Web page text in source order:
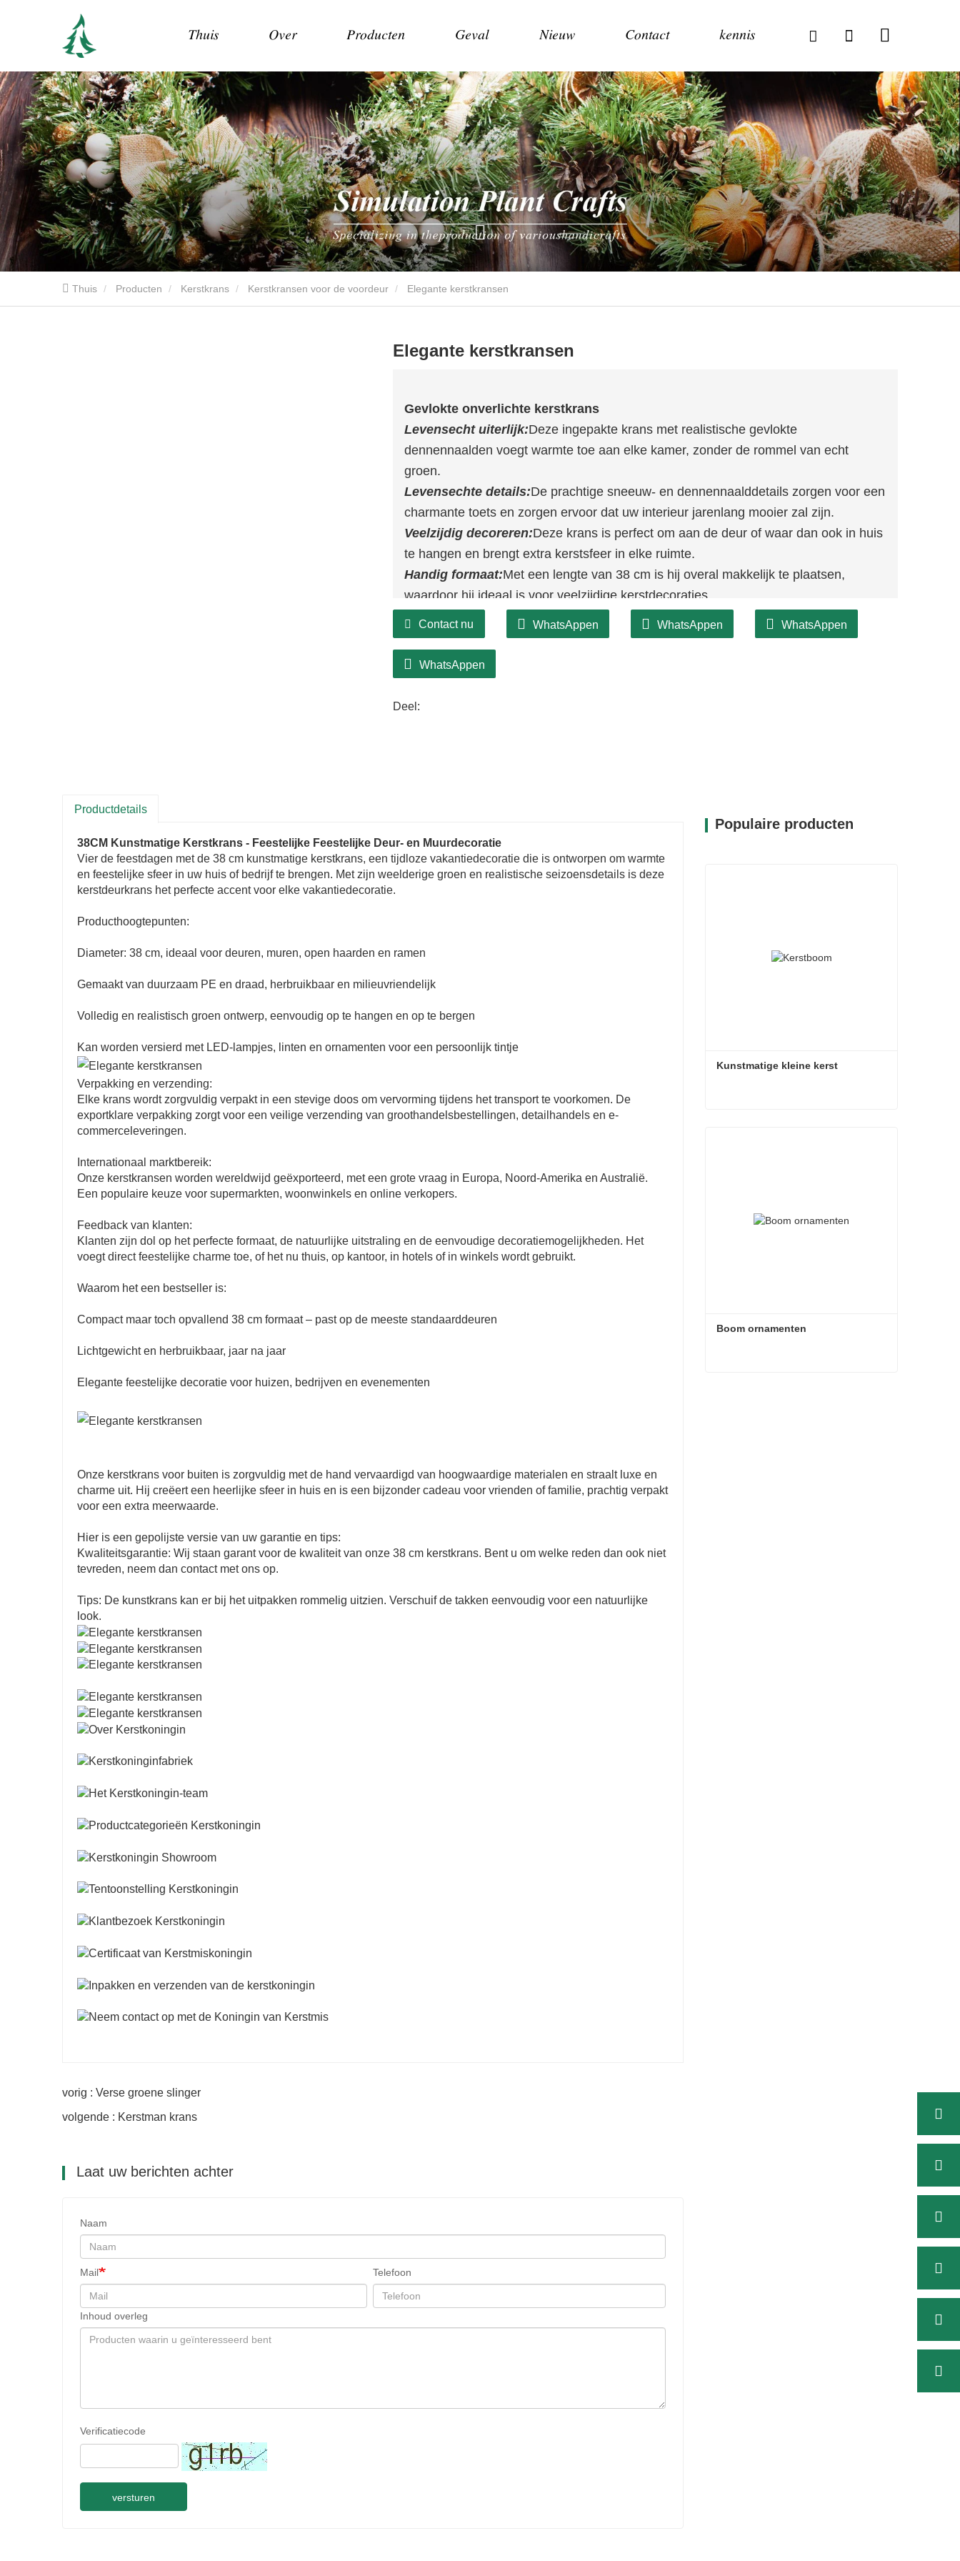
Thuis Over Producten Geval Nieuw Contact kennis
Thuis Producten Kerstkrans Kerstkransen voor de voordeur Elegante kerstkransen
Elegante kerstkransen
Gevlokte onverlichte kerstkrans
Levensecht uiterlijk:Deze ingepakte krans met realistische gevlokte
dennennaalden voegt warmte toe aan elke kamer, zonder de rommel van echt
groen.
Levensechte details:De prachtige sneeuw- en dennennaalddetails zorgen voor een
charmante toets en zorgen ervoor dat uw interieur jarenlang mooier zal zijn.
Veelzijdig decoreren:Deze krans is perfect om aan de deur of waar dan ook in huis
te hangen en brengt extra kerstsfeer in elke ruimte.
Handig formaat:Met een lengte van 38 cm is hij overal makkelijk te plaatsen,
waardoor hij ideaal is voor veelzijdige kerstdecoraties.
Contact nu WhatsAppen WhatsAppen WhatsAppen
WhatsAppen
Deel:
Productdetails
38CM Kunstmatige Kerstkrans - Feestelijke Feestelijke Deur- en Muurdecoratie
Vier de feestdagen met de 38 cm kunstmatige kerstkrans, een tijdloze vakantiedecoratie die is ontworpen om warmte
en feestelijke sfeer in uw huis of bedrijf te brengen. Met zijn weelderige groen en realistische seizoensdetails is deze
kerstdeurkrans het perfecte accent voor elke vakantiedecoratie.
Producthoogtepunten:
Diameter: 38 cm, ideaal voor deuren, muren, open haarden en ramen
Gemaakt van duurzaam PE en draad, herbruikbaar en milieuvriendelijk
Volledig en realistisch groen ontwerp, eenvoudig op te hangen en op te bergen
Kan worden versierd met LED-lampjes, linten en ornamenten voor een persoonlijk tintje
Verpakking en verzending:
Elke krans wordt zorgvuldig verpakt in een stevige doos om vervorming tijdens het transport te voorkomen. De
exportklare verpakking zorgt voor een veilige verzending van groothandelsbestellingen, detailhandels en e-
commerceleveringen.
Internationaal marktbereik:
Onze kerstkransen worden wereldwijd geëxporteerd, met een grote vraag in Europa, Noord-Amerika en Australië.
Een populaire keuze voor supermarkten, woonwinkels en online verkopers.
Feedback van klanten:
Klanten zijn dol op het perfecte formaat, de natuurlijke uitstraling en de eenvoudige decoratiemogelijkheden. Het
voegt direct feestelijke charme toe, of het nu thuis, op kantoor, in hotels of in winkels wordt gebruikt.
Waarom het een bestseller is:
Compact maar toch opvallend 38 cm formaat – past op de meeste standaarddeuren
Lichtgewicht en herbruikbaar, jaar na jaar
Elegante feestelijke decoratie voor huizen, bedrijven en evenementen
Onze kerstkrans voor buiten is zorgvuldig met de hand vervaardigd van hoogwaardige materialen en straalt luxe en
charme uit. Hij creëert een heerlijke sfeer in huis en is een bijzonder cadeau voor vrienden of familie, prachtig verpakt
voor een extra meerwaarde.
Hier is een gepolijste versie van uw garantie en tips:
Kwaliteitsgarantie: Wij staan ​​garant voor de kwaliteit van onze 38 cm kerstkrans. Bent u om welke reden dan ook niet
tevreden, neem dan contact met ons op.
Tips: De kunstkrans kan er bij het uitpakken rommelig uitzien. Verschuif de takken eenvoudig voor een natuurlijke
look.
vorig : Verse groene slinger
volgende : Kerstman krans
Laat uw berichten achter
Naam
Mail Telefoon
Inhoud overleg
Verificatiecode
versturen
Populaire producten
Kunstmatige kleine kerst
Boom ornamenten